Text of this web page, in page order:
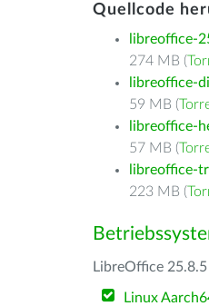
Quellcode
libreoffice-
274 MB (
libreoffice-
59 MB (
libreoffice-
57 MB (
libreoffice-
223 MB (
LibreOffice
Linux